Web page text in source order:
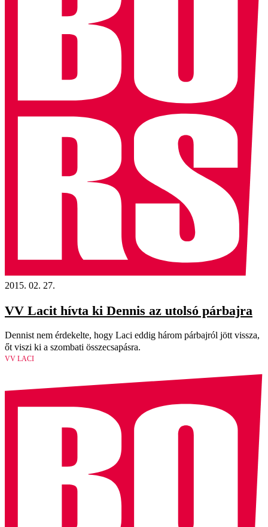
2015. 02. 27.
VV Lacit hívta ki Dennis az utolsó párbajra
Dennist nem érdekelte, hogy Laci eddig három párbajról jött vissza,
őt viszi ki a szombati összecsapásra.
VV LACI